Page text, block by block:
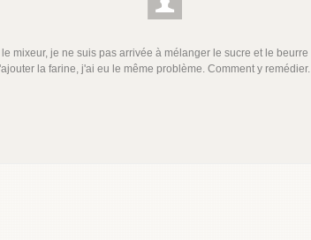
mixeur, je ne suis pas arrivée à mélanger le sucre et le beurre
la farine, j'ai eu le même problème. Comment y remédier.